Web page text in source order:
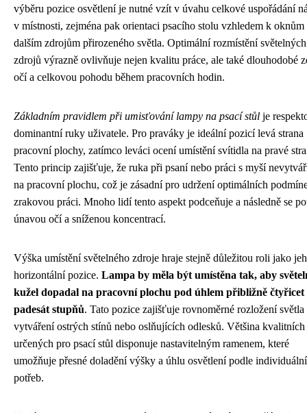
výběru pozice osvětlení je nutné vzít v úvahu celkové uspořádání
v místnosti, zejména pak orientaci psacího stolu vzhledem k oknům
dalším zdrojům přirozeného světla. Optimální rozmístění světelných
zdrojů výrazně ovlivňuje nejen kvalitu práce, ale také dlouhodobé
očí a celkovou pohodu během pracovních hodin.
Základním pravidlem při umisťování lampy na psací stůl je
dominantní ruky uživatele. Pro praváky je ideální pozicí levá strana
pracovní plochy, zatímco leváci ocení umístění svítidla na pravé
Tento princip zajišťuje, že ruka při psaní nebo práci s myší
na pracovní plochu, což je zásadní pro udržení optimálních
zrakovou práci. Mnoho lidí tento aspekt podceňuje a následně se
únavou očí a sníženou koncentrací.
Výška umístění světelného zdroje hraje stejně důležitou roli jako
horizontální pozice. Lampa by měla být umístěna tak, aby
kužel dopadal na pracovní plochu pod úhlem přibližně čtyřicet
padesát stupňů. Tato pozice zajišťuje rovnoměrné rozložení světla
vytváření ostrých stínů nebo oslňujících odlesků. Většina kvalitních
určených pro psací stůl disponuje nastavitelným ramenem, které
umožňuje přesné doladění výšky a úhlu osvětlení podle
potřeb.